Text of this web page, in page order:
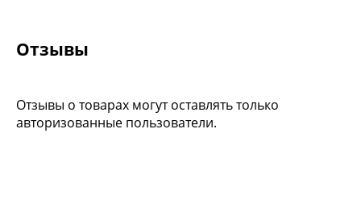
Отзывы
Отзывы о товарах могут оставлять только
авторизованные пользователи.